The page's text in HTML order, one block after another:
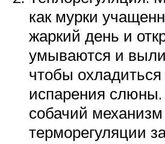
как мурки
жаркий день и
умываются и
чтобы охладиться
испарения
собачий механизм
терморегуляции